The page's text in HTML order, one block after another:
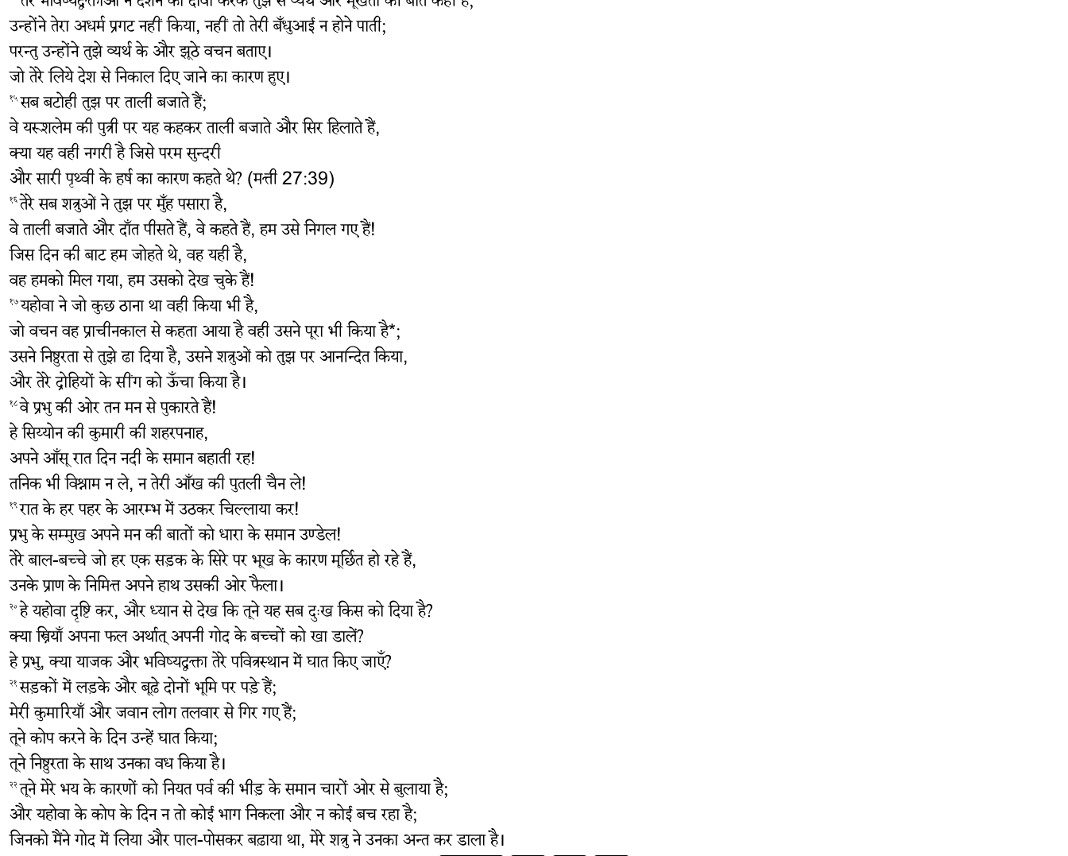
उन्होंने तेरा अधर्म प्रगट नहीं किया, नहीं तो तेरी बँधुआई न होने पाती;
परन्तु उन्होंने तुझे व्यर्थ के और झूठे वचन बताए।
जो तेरे लिये देश से निकाल दिए जाने का कारण हुए।
१५सब बटोही तुझ पर ताली बजाते हैं;
वे यरूशलेम की पुत्री पर यह कहकर ताली बजाते और सिर हिलाते हैं,
क्या यह वही नगरी है जिसे परम सुन्दरी
और सारी पृथ्वी के हर्ष का कारण कहते थे? (मत्ती 27:39)
१६तेरे सब शत्रुओं ने तुझ पर मुँह पसारा है,
वे ताली बजाते और दाँत पीसते हैं, वे कहते हैं, हम उसे निगल गए हैं!
जिस दिन की बाट हम जोहते थे, वह यही है,
वह हमको मिल गया, हम उसको देख चुके हैं!
१७यहोवा ने जो कुछ ठाना था वही किया भी है,
जो वचन वह प्राचीनकाल से कहता आया है वही उसने पूरा भी किया है*;
उसने निष्ठुरता से तुझे ढा दिया है, उसने शत्रुओं को तुझ पर आनन्दित किया,
और तेरे द्रोहियों के सींग को ऊँचा किया है।
१८वे प्रभु की ओर तन मन से पुकारते हैं!
हे सिय्योन की कुमारी की शहरपनाह,
अपने आँसू रात दिन नदी के समान बहाती रह!
तनिक भी विश्राम न ले, न तेरी आँख की पुतली चैन ले!
१९रात के हर पहर के आरम्भ में उठकर चिल्लाया कर!
प्रभु के सम्मुख अपने मन की बातों को धारा के समान उण्डेल!
तेरे बाल-बच्चे जो हर एक सड़क के सिरे पर भूख के कारण मूर्छित हो रहे हैं,
उनके प्राण के निमित्त अपने हाथ उसकी ओर फैला।
२०हे यहोवा दृष्टि कर, और ध्यान से देख कि तूने यह सब दुःख किस को दिया है?
क्या स्त्रियाँ अपना फल अर्थात् अपनी गोद के बच्चों को खा डालें?
हे प्रभु, क्या याजक और भविष्यद्वक्ता तेरे पवित्रस्‍थान में घात किए जाएँ?
२१सड़कों में लड़के और बूढ़े दोनों भूमि पर पड़े हैं;
मेरी कुमारियाँ और जवान लोग तलवार से गिर गए हैं;
तूने कोप करने के दिन उन्हें घात किया;
तूने निष्ठुरता के साथ उनका वध किया है।
२२तूने मेरे भय के कारणों को नियत पर्व की भीड़ के समान चारों ओर से बुलाया है;
और यहोवा के कोप के दिन न तो कोई भाग निकला और न कोई बच रहा है;
जिनको मैंने गोद में लिया और पाल-पोसकर बढ़ाया था, मेरे शत्रु ने उनका अन्त कर डाला है।